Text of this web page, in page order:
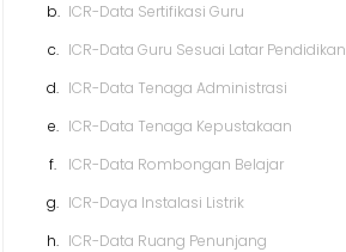
b. ICR-Data Sertifikasi Guru
c. ICR-Data Guru Sesuai Latar Pendidikan
d. ICR-Data Tenaga Administrasi
e. ICR-Data Tenaga Kepustakaan
f.
ICR-Data Rombongan Belajar
g. ICR-Daya Instalasi Listrik
h. ICR-Data Ruang Penunjang